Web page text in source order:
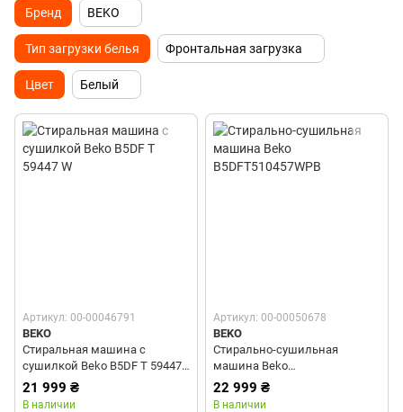
Бренд BEKO
Тип загрузки белья Фронтальная загрузка
Цвет Белый
Артикул: 00-00046791
BEKO
Стиральная машина с
сушилкой Beko B5DF T 59447
W
21 999 ₴
В наличии
Артикул: 00-00050678
BEKO
Стирально-сушильная
машина Beko
B5DFT510457WPB
22 999 ₴
В наличии